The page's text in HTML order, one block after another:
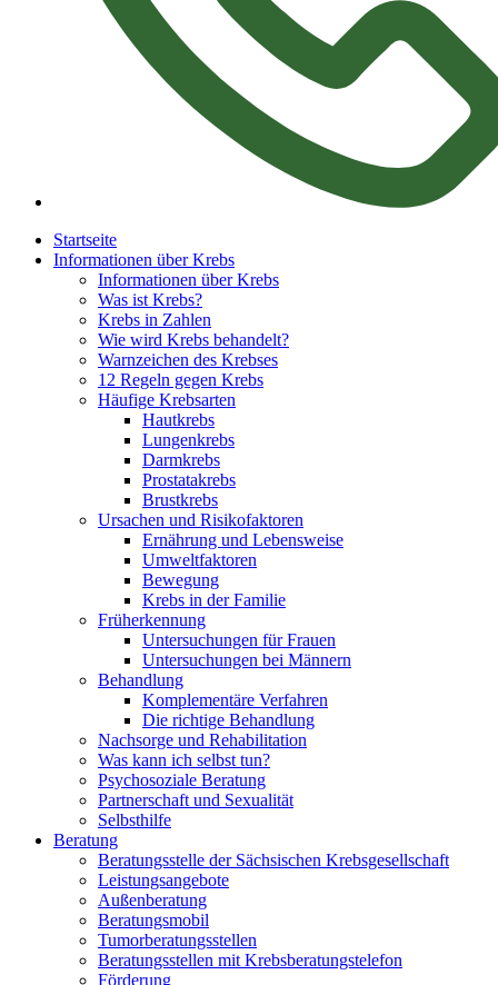
Startseite
Informationen über Krebs
Informationen über Krebs
Was ist Krebs?
Krebs in Zahlen
Wie wird Krebs behandelt?
Warnzeichen des Krebses
12 Regeln gegen Krebs
Häufige Krebsarten
Hautkrebs
Lungenkrebs
Darmkrebs
Prostatakrebs
Brustkrebs
Ursachen und Risikofaktoren
Ernährung und Lebensweise
Umweltfaktoren
Bewegung
Krebs in der Familie
Früherkennung
Untersuchungen für Frauen
Untersuchungen bei Männern
Behandlung
Komplementäre Verfahren
Die richtige Behandlung
Nachsorge und Rehabilitation
Was kann ich selbst tun?
Psychosoziale Beratung
Partnerschaft und Sexualität
Selbsthilfe
Beratung
Beratungsstelle der Sächsischen Krebsgesellschaft
Leistungsangebote
Außenberatung
Beratungsmobil
Tumorberatungsstellen
Beratungsstellen mit Krebsberatungstelefon
Förderung